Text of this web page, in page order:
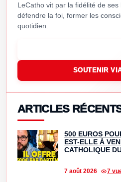
LeCatho vit par la fidélité de
défendre la foi, former les
quotidien.
SOUTENIR
ARTICLES
500 EUROS
EST-ELLE À
CATHOLIQUE
7 août 2026 7